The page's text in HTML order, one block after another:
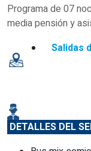
Programa de 07
media pensión y
Salidas
DETALLES DEL